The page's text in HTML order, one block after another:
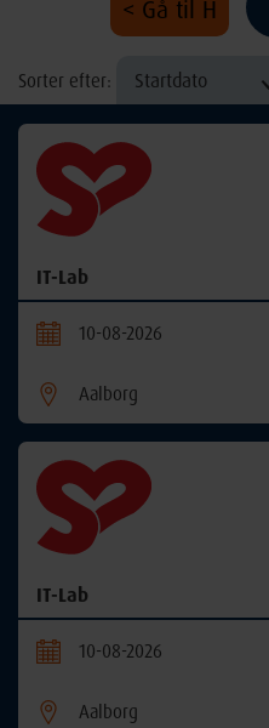
< Gå til H
Sorter efter: Startdato
IT-Lab
10-08-2026
Aalborg
IT-Lab
10-08-2026
Aalborg